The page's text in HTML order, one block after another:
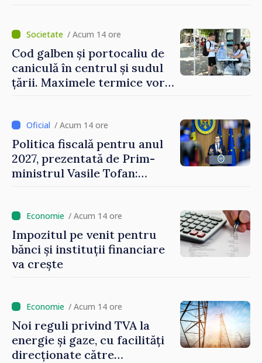
/ Acum 14 ore
Cod galben și portocaliu de
caniculă în centrul și sudul
țării. Maximele termice vor
/ Acum 14 ore
Politica fiscală pentru anul
2027, prezentată de Prim-
ministrul Vasile Tofan:
taxare mai echitabilă
/ Acum 14 ore
Impozitul pe venit pentru
bănci și instituții financiare
va crește
/ Acum 14 ore
Noi reguli privind TVA la
energie și gaze, cu facilități
direcționate către